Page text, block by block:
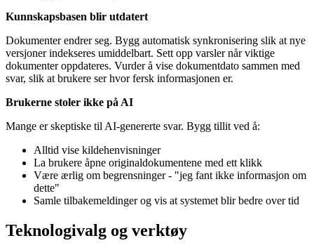
Kunnskapsbasen blir utdatert
Dokumenter endrer seg. Bygg automatisk synkronisering slik at nye
versjoner indekseres umiddelbart. Sett opp varsler når viktige
dokumenter oppdateres. Vurder å vise dokumentdato sammen med
svar, slik at brukere ser hvor fersk informasjonen er.
Brukerne stoler ikke på AI
Mange er skeptiske til AI-genererte svar. Bygg tillit ved å:
Alltid vise kildehenvisninger
La brukere åpne originaldokumentene med ett klikk
Være ærlig om begrensninger - "jeg fant ikke informasjon om
dette"
Samle tilbakemeldinger og vis at systemet blir bedre over tid
Teknologivalg og verktøy